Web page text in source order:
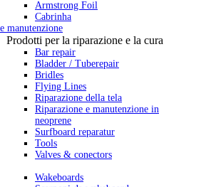
Armstrong Foil
Cabrinha
manutenzione
Prodotti per la riparazione e la cura
Bar repair
Bladder / Tuberepair
Bridles
Flying Lines
Riparazione della tela
Riparazione e manutenzione in
neoprene
Surfboard reparatur
Tools
Valves & conectors
Wakeboards